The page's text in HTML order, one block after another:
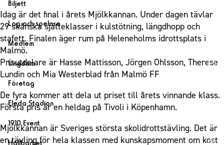
Kalender
Biljett
Biljett
Årskort herr
Årskort dam
Mitt MFF
Biljetter till bortamatcher
Biljettvillkor
Lag och spelare
Lag
Herrlaget
Spelare
Ledarstab
Damlaget
Spelare
Ledarstab
Medlem
Medlemskap i Malmö FF
Årsmöte 2026
Ungdom
MFF Ungdom
Sommarfotboll
Skånecupen
Fotbollsskolan
Fotbollsnätverket
Företag
Bli företagspartner
Nätverket
Klubbstolar
Eleda Stadion
Eleda Stadion
Erics Bar & Restaurang
1910 Event
1910 Event
Hållbarhet
Idag är det final i årets Mjölkkannan. Under dagen tävlar
29 skånska sjätteklasser i kulstötning, längdhopp och
stafett. Finalen äger rum på Heleneholms idrottsplats i
Malmö.
Prisutdelare är Hasse Mattisson, Jörgen Ohlsson, Therese
Lundin och Mia Westerblad från Malmö FF
De fyra kommer att dela ut priset till årets vinnande klass.
Första pris är en heldag på Tivoli i Köpenhamn.
Mjölkkannan är Sveriges största skolidrottstävling. Det är
en tävling för hela klassen med kunskapsmoment om kost